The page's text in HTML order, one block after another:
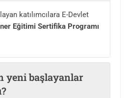
katılımcılara E-Devlet
Eğitimi Sertifika Programı
yeni başlayanlar